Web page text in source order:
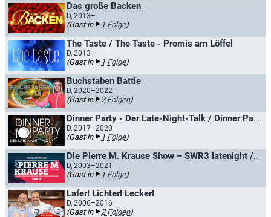
Das große Backen
D, 2013–
(Gast in 1 Folge)
The Taste / The Taste - Promis am Löffel
D, 2013–
(Gast in 1 Folge)
Buchstaben Battle
D, 2020–2022
(Gast in 2 Folgen)
Dinner Party - Der Late-Night-Talk / Dinner Party - Marlene lädt zum Talk
D, 2017–2020
(Gast in 1 Folge)
Die Pierre M. Krause Show – SWR3 latenight / SWR3 Ring frei! - Die Radio-TV-Show
D, 2003–2021
(Gast in 1 Folge)
Lafer! Lichter! Lecker!
D, 2006–2016
(Gast in 2 Folgen)